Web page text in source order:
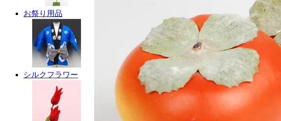
お祭り用品
シルクフラワー